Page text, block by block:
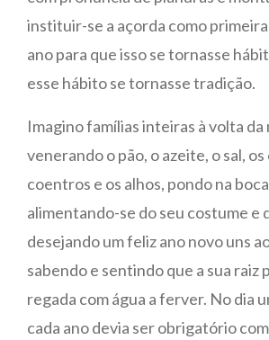
instituir-se a açorda como
ano para que isso se tornasse
esse hábito se tornasse tradição.
Imagino famílias inteiras à volta da
venerando o pão, o azeite, o sal, os
coentros e os alhos, pondo na
alimentando-se do seu costume e
desejando um feliz ano novo uns
sabendo e sentindo que a sua raiz
regada com água a ferver. No dia
cada ano devia ser obrigatório